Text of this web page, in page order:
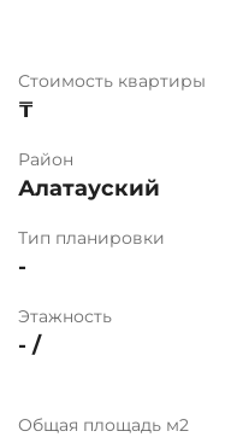
Стоимость квартиры
₸
Район
Алатауский
Тип планировки
-
Этажность
- /
Общая площадь м2